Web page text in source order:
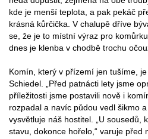
kde je menší teplota, a pak pekáč
krásná kůrčička. V chalupě dříve
se, že je to místní výraz pro
dnes je klenba v chodbě trochu
Komín, který v přízemí jen tušíme,
Schiedel. „Před patnácti lety jsme
příležitosti jsme postavili nově i
rozpadal a navíc půdou vedl šikmo
vysvětluje náš hostitel. „U sousedů,
stavu, dokonce hořelo,“ varuje před